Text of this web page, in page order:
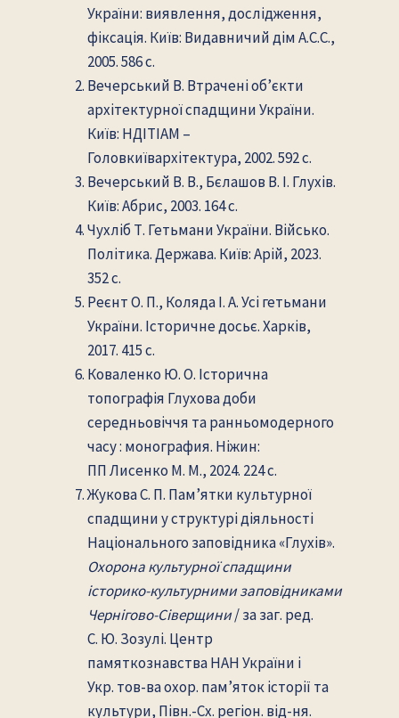
України: виявлення, дослідження,
фіксація. Київ: Видавничий дім А.С.С.,
2005. 586 с.
Вечерський В. Втрачені об’єкти
архітектурної спадщини України.
Київ: НДІТІАМ –
Головкиївархітектура, 2002. 592 с.
Вечерський В. В., Бєлашов В. І. Глухів.
Київ: Абрис, 2003. 164 с.
Чухліб Т. Гетьмани України. Військо.
Політика. Держава. Київ: Арій, 2023.
352 с.
Реєнт О. П., Коляда І. А. Усі гетьмани
України. Історичне досьє. Харків,
2017. 415 с.
Коваленко Ю. О. Історична
топографія Глухова доби
середньовіччя та ранньомодерного
часу : монография. Ніжин:
ПП Лисенко М. М., 2024. 224 с.
Жукова С. П. Пам’ятки культурної
спадщини у структурі діяльності
Національного заповідника «Глухів».
Охорона культурної спадщини
історико-культурними заповідниками
Чернігово-Сіверщини/ за заг. ред.
С. Ю. Зозулі. Центр
памяткознавства НАН України і
Укр. тов-ва охор. пам’яток історії та
культури, Півн.-Сх. регіон. від-ня.